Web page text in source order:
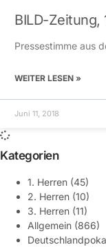
BILD-Zeitung,
Pressestimme aus
WEITER LESEN »
Juni 11, 2018
Kategorien
1. Herren (45)
2. Herren (10)
3. Herren (11)
Allgemein (866)